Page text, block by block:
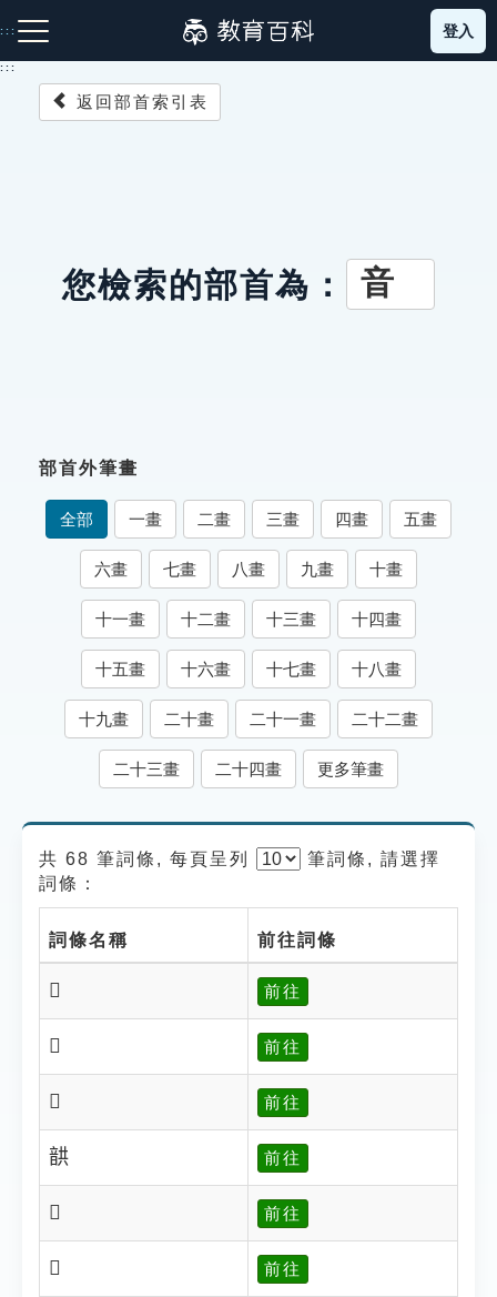
到
主
:::
成語故事
索引選單
知識索引
單字索引
生命大百科索引
遊戲專區
貓頭鷹博士
登入
:::
返回部首索引表
您檢索的部首為： 音
部首外筆畫
全部 一畫 二畫 三畫 四畫 五畫
六畫 七畫 八畫 九畫 十畫
十一畫 十二畫 十三畫 十四畫
十五畫 十六畫 十七畫 十八畫
十九畫 二十畫 二十一畫 二十二畫
二十三畫 二十四畫 更多筆畫
共 68 筆詞條, 每頁呈列 筆詞條, 請選擇
詞條：
詞條名稱 前往詞條
𩐜 前往
𩐞 前往
𩐟 前往
𩐠 前往
𩐡 前往
𩐢 前往